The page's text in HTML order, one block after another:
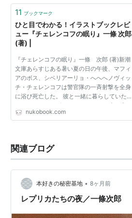
11 ブックマーク
ひと目でわかる！イラストブックレビ
ュー『チェレンコフの眠り』一條 次郎
(著) |
『チェレンコフの眠り』一條 次郎 (著)新潮
文庫あらすじある暑い夏の日の午後、マフィ
アのボス、シベリアーリョ・へへへノヴィッ
チ・チェレンコフは警官隊の一斉射撃を全身
に浴び死亡した。 彼と一緒に暮らしていたペ
ットのヒョウアザラシのヒョーは、独り残さ
れ空腹に耐えきれず、アザラシ専用のゴルウ
nukobook.com
関連ブログ
本好きの秘密基地 • 8ヶ月前
レプリカたちの夜／一條次郎